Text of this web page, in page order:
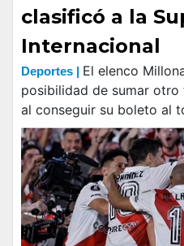
clasificó a la
Internacional
Deportes | El elenco
posibilidad de sumar
al conseguir su boleto al